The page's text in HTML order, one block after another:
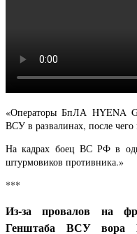
«Операторы БпЛА HYENA
ВСУ в развалинах, после
На кадрах боец ВС РФ в
штурмовиков противника.»
***
Из-за провалов на
Генштаба ВСУ вора